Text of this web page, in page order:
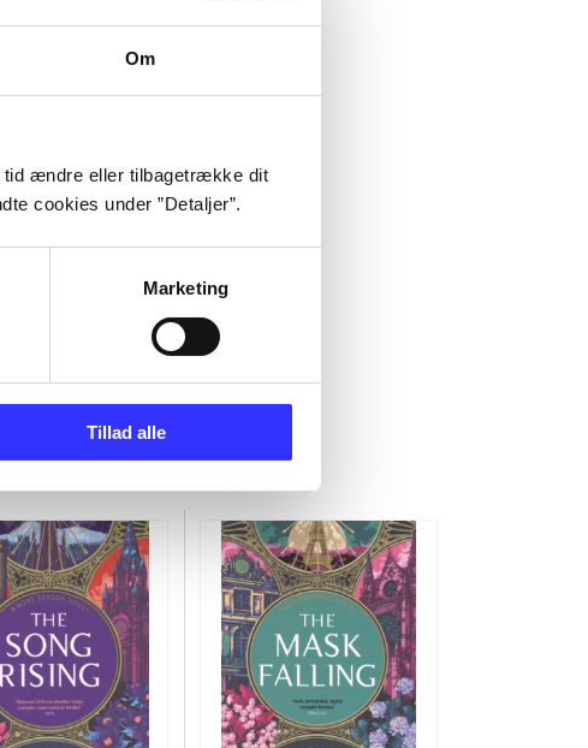
Om
tid ændre eller tilbagetrække dit
cookies under ”Detaljer”.
Marketing
Tillad alle